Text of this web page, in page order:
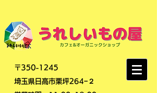
〒350-1245
埼玉県日高市栗坪264−２